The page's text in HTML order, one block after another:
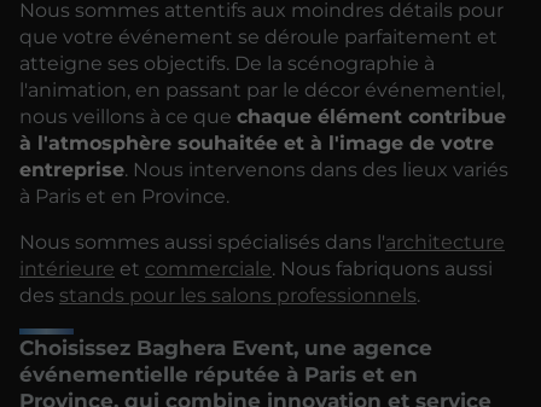
Nous sommes attentifs aux moindres détails pour
que votre événement se déroule parfaitement et
atteigne ses objectifs. De la scénographie à
l'animation, en passant par le décor événementiel,
nous veillons à ce quechaque élément contribue
à l'atmosphère souhaitée et à l'image de votre
entreprise. Nous intervenons dans des lieux variés
à Paris et en Province.
Nous sommes aussi spécialisés dans l'architecture
intérieure et commerciale. Nous fabriquons aussi
des stands pour les salons professionnels.
Choisissez Baghera Event, une agence
événementielle réputée à Paris et en
Province, qui combine innovation et service